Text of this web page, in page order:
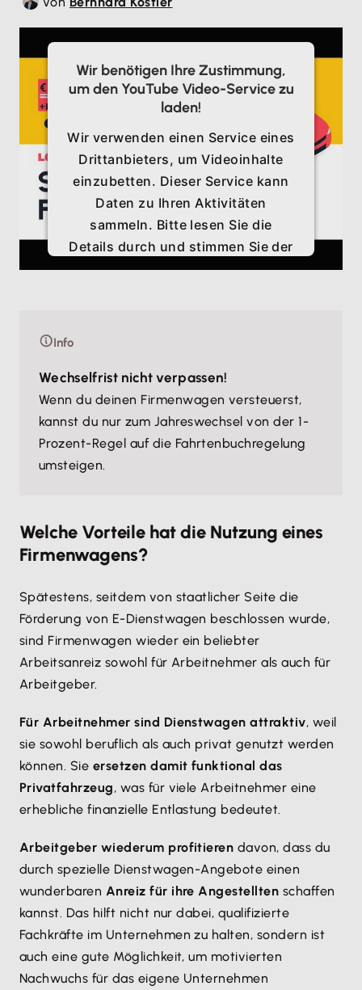
Wir benötigen Ihre Zustimmung,
um den YouTube Video-Service zu
laden!
Wir verwenden einen Service eines
Drittanbieters, um Videoinhalte
einzubetten. Dieser Service kann
Daten zu Ihren Aktivitäten
sammeln. Bitte lesen Sie die
Details durch und stimmen Sie der
Nutzung des Service zu, um
Akzeptieren
Info
Wechselfrist nicht verpassen!
Wenn du deinen Firmenwagen versteuerst,
kannst du nur zum Jahreswechsel von der 1-
Prozent-Regel auf die Fahrtenbuchregelung
umsteigen.
Welche Vorteile hat die Nutzung eines
Firmenwagens?
Spätestens, seitdem von staatlicher Seite die
Förderung von E-Dienstwagen beschlossen wurde,
sind Firmenwagen wieder ein beliebter
Arbeitsanreiz sowohl für Arbeitnehmer als auch für
Arbeitgeber.
Für Arbeitnehmer sind Dienstwagen attraktiv, weil
sie sowohl beruflich als auch privat genutzt werden
können. Sie ersetzen damit funktional das
Privatfahrzeug, was für viele Arbeitnehmer eine
erhebliche finanzielle Entlastung bedeutet.
Arbeitgeber wiederum profitieren davon, dass du
durch spezielle Dienstwagen-Angebote einen
wunderbaren Anreiz für ihre Angestellten schaffen
kannst. Das hilft nicht nur dabei, qualifizierte
Fachkräfte im Unternehmen zu halten, sondern ist
auch eine gute Möglichkeit, um motivierten
Nachwuchs für das eigene Unternehmen